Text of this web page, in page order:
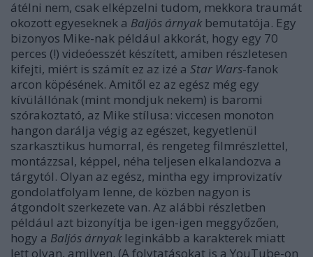
átélni nem, csak elképzelni tudom, mekkora traumát
okozott egyeseknek a Baljós árnyak bemutatója. Egy
bizonyos Mike-nak például akkorát, hogy egy 70
perces (!) videóesszét készített, amiben részletesen
kifejti, miért is számít ez az izé a Star Wars-fanok
arcon köpésének. Amitől ez az egész még egy
kívülállónak (mint mondjuk nekem) is baromi
szórakoztató, az Mike stílusa: viccesen monoton
hangon darálja végig az egészet, kegyetlenül
szarkasztikus humorral, és rengeteg filmrészlettel,
montázzsal, képpel, néha teljesen elkalandozva a
tárgytól. Olyan az egész, mintha egy improvizatív
gondolatfolyam lenne, de közben nagyon is
átgondolt szerkezete van. Az alábbi részletben
például azt bizonyítja be igen-igen meggyőzően,
hogy a Baljós árnyak leginkább a karakterek miatt
lett olyan, amilyen. (A folytatásokat is a YouTube-on